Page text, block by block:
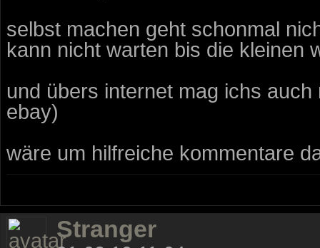
selbst machen geht schonmal
kann nicht warten bis die kleinen
und übers internet mag ichs
ebay)
wäre um hilfreiche kommentare
Stranger